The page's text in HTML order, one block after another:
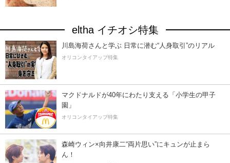
eltha イチオシ特集
川島海荷さんと学ぶ 日常に潜む“人身取引”のリアル
オリコンタイアップ特集
マクドナルドが40年にわたり支える「小学生の甲子
園」
オリコンタイアップ特集
森崎ウィン×向井康二“両片思い”にキュンが止まら
ん！